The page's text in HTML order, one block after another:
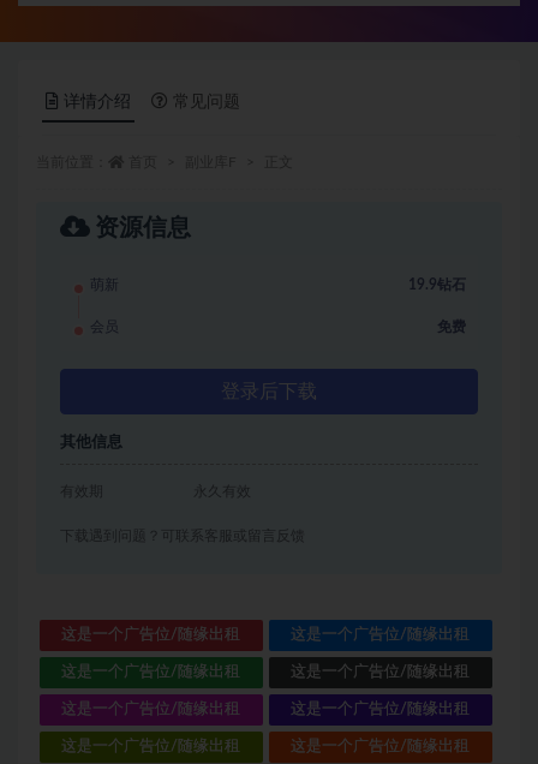
详情介绍 常见问题
资源信息
萌新 19.9钻石
会员 免费
登录后下载
其他信息
有效期 永久有效
下载遇到问题？可联系客服或留言反馈
这是一个广告位/随缘出租 这是一个广告位/随缘出租
这是一个广告位/随缘出租 这是一个广告位/随缘出租
这是一个广告位/随缘出租 这是一个广告位/随缘出租
这是一个广告位/随缘出租 这是一个广告位/随缘出租